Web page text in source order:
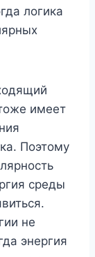
логика
имеет
Поэтому
среды
не
энергия